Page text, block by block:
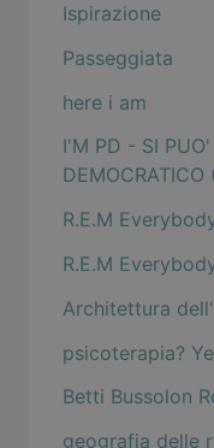
Ispirazione
Passeggiata
here i am
I'M PD - SI PUO'
DEMOCRATICO
R.E.M
R.E.M
Architettura
psicoterapia?
Betti Bussolon
geografia delle